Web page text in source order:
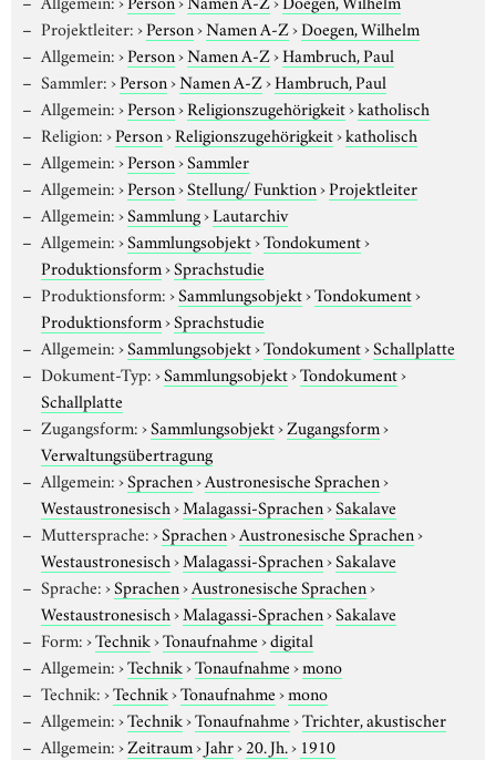
Projektleiter:›Person›Namen A-Z›Doegen, Wilhelm
Allgemein:›Person›Namen A-Z›Hambruch, Paul
Sammler:›Person›Namen A-Z›Hambruch, Paul
Allgemein:›Person›Religionszugehörigkeit›katholisch
Religion:›Person›Religionszugehörigkeit›katholisch
Allgemein:›Person›Sammler
Allgemein:›Person›Stellung/ Funktion›Projektleiter
Allgemein:›Sammlung›Lautarchiv
Allgemein:›Sammlungsobjekt›Tondokument›
Produktionsform›Sprachstudie
Produktionsform:›Sammlungsobjekt›Tondokument›
Produktionsform›Sprachstudie
Allgemein:›Sammlungsobjekt›Tondokument›Schallplatte
Dokument-Typ:›Sammlungsobjekt›Tondokument›
Schallplatte
Zugangsform:›Sammlungsobjekt›Zugangsform›
Verwaltungsübertragung
Allgemein:›Sprachen›Austronesische Sprachen›
Westaustronesisch›Malagassi-Sprachen›Sakalave
Muttersprache:›Sprachen›Austronesische Sprachen›
Westaustronesisch›Malagassi-Sprachen›Sakalave
Sprache:›Sprachen›Austronesische Sprachen›
Westaustronesisch›Malagassi-Sprachen›Sakalave
Form:›Technik›Tonaufnahme›digital
Allgemein:›Technik›Tonaufnahme›mono
Technik:›Technik›Tonaufnahme›mono
Allgemein:›Technik›Tonaufnahme›Trichter, akustischer
Allgemein:›Zeitraum›Jahr›20. Jh.› 1910